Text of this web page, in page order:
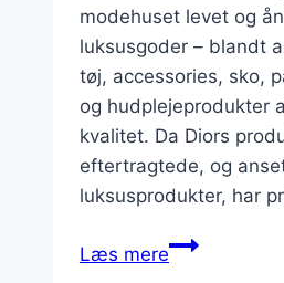
modehuset levet og
luksusgoder – blandt
tøj, accessories, sko,
og hudplejeprodukter
kvalitet. Da Diors
eftertragtede, og
luksusprodukter, har
Læs mereDior